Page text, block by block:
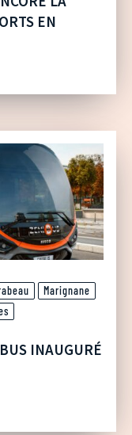
EN
Marignane
INAUGURÉ